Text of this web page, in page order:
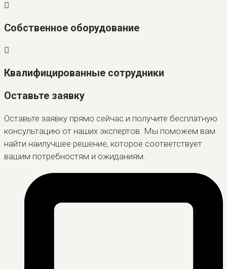
Собственное оборудование
Квалифицированные сотрудники
Оставьте заявку
Оставьте заявку прямо сейчас и получите бесплатную
консультацию от наших экспертов. Мы поможем вам
найти наилучшее решение, которое соответствует
вашим потребностям и ожиданиям.